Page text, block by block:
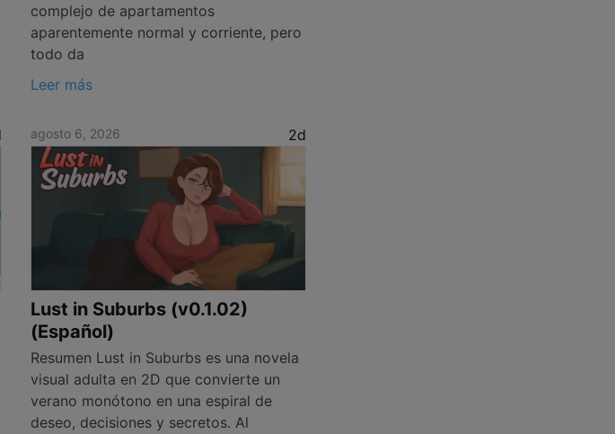
complejo de apartamentos
aparentemente normal y corriente, pero
todo da
Leer más
agosto 6, 2026 2d
Lust in Suburbs (v0.1.02)
(Español)
Resumen Lust in Suburbs es una novela
visual adulta en 2D que convierte un
verano monótono en una espiral de
deseo, decisiones y secretos. Al